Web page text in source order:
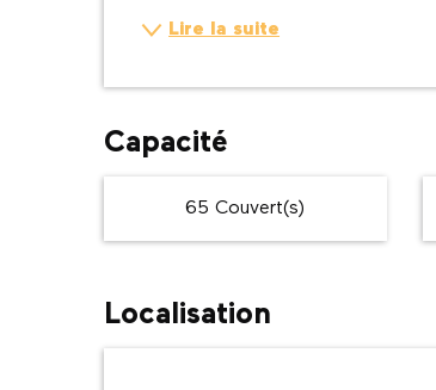
Lire la suite
Capacité
65 Couvert(s)
Localisation